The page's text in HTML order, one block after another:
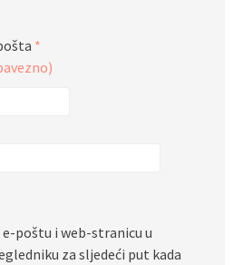
*
poštu i web-stranicu u
za sljedeći put kada